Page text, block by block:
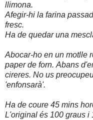
llimona.
Afegir-hi la farina
fresc.
Ha de quedar una
Abocar-ho en un motlle
paper de forn. Abans
cireres. No us
'enfonsarà'.
Ha de coure 45 mins
L'original és 100 graus i